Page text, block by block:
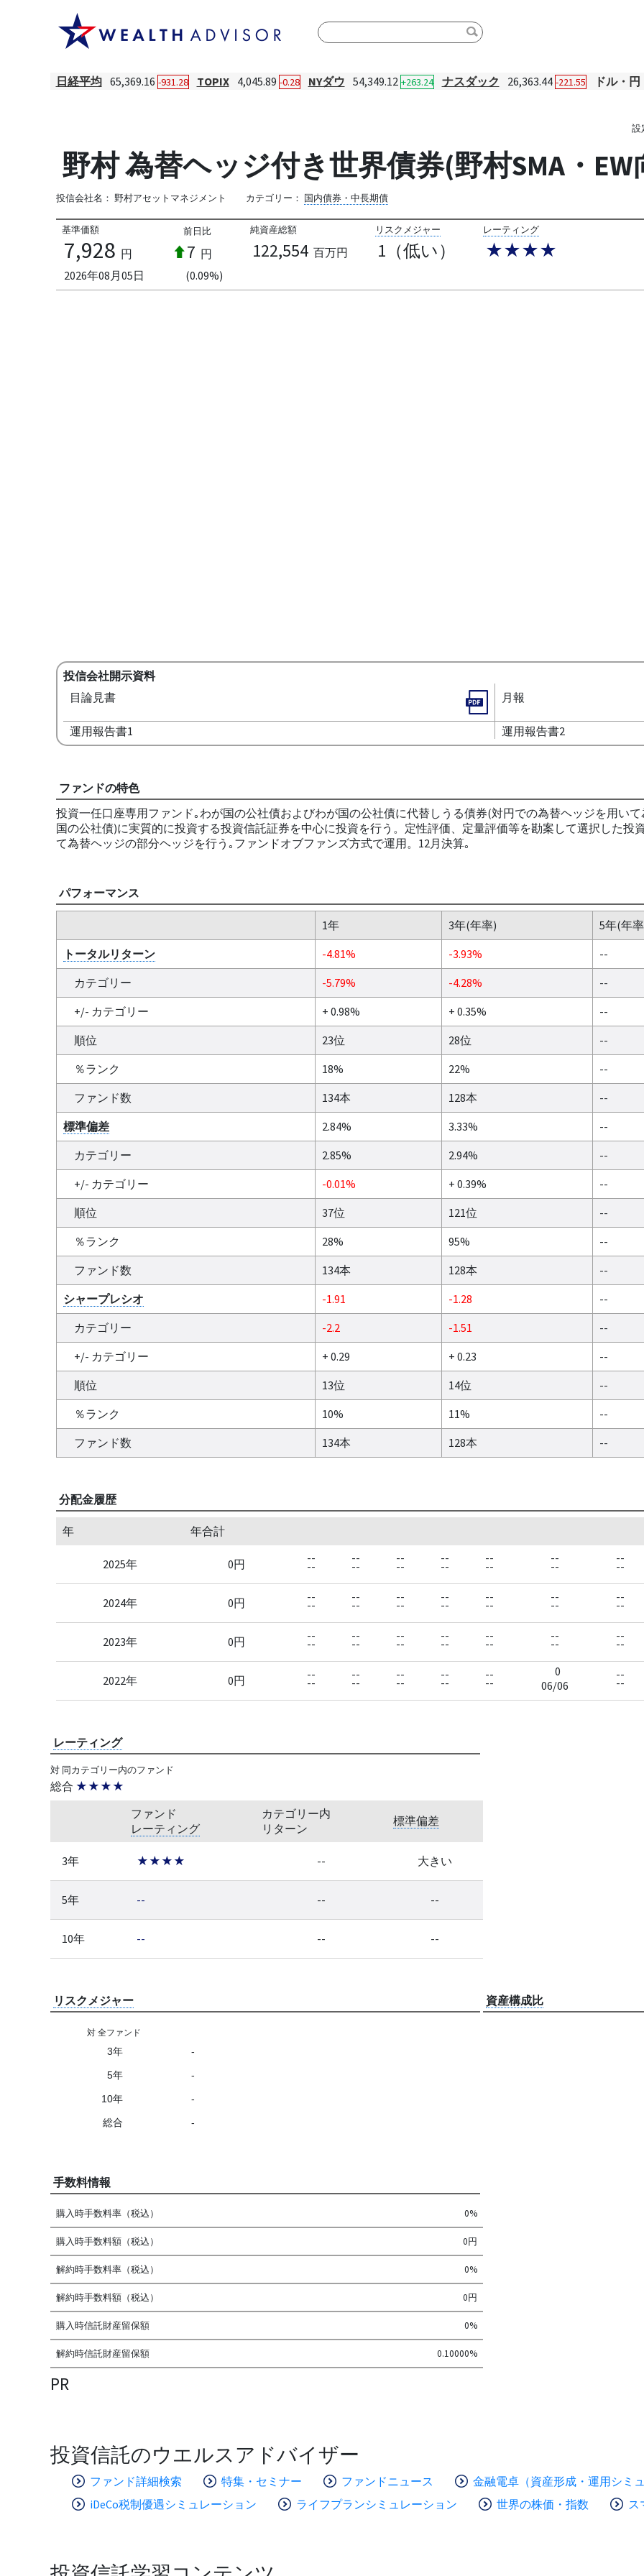
日経平均 65,369.16 -931.28 TOPIX 4,045.89 -0.28 NYダウ 54,349.12 +263.24 ナスダック 26,363.44 -221.55 ドル・円
設
野村 為替ヘッジ付き世界債券(野村SMA・EW
投信会社名： 野村アセットマネジメント カテゴリー： 国内債券・中長期債
基準価額
7,928 円
2026年08月05日
前日比
7 円
(0.09%)
純資産総額
122,554 百万円
リスクメジャー
1（低い）
レーティング
★★★★
投信会社開示資料
目論見書
月報
運用報告書1 運用報告書2
ファンドの特色
投資一任口座専用ファンド｡わが国の公社債およびわが国の公社債に代替しうる債券(対円での為替ヘッジを用い
国の公社債)に実質的に投資する投資信託証券を中心に投資を行う。定性評価、定量評価等を勘案して選択した投
て為替ヘッジの部分ヘッジを行う｡ファンドオブファンズ方式で運用。12月決算｡
パフォーマンス
1年 3年(年率) 5年(年
トータルリターン
-4.81% -3.93% --
カテゴリー
-5.79% -4.28% --
+/- カテゴリー
+ 0.98% + 0.35% --
順位
23位 28位 --
％ランク
18% 22% --
ファンド数
134本 128本 --
標準偏差
2.84% 3.33% --
カテゴリー
2.85% 2.94% --
+/- カテゴリー
-0.01% + 0.39% --
順位
37位 121位 --
％ランク
28% 95% --
ファンド数
134本 128本 --
シャープレシオ
-1.91 -1.28 --
カテゴリー
-2.2 -1.51 --
+/- カテゴリー
+ 0.29 + 0.23 --
順位
13位 14位 --
％ランク
10% 11% --
ファンド数
134本 128本 --
分配金履歴
年 年合計
2025年 0円 --
--
--
--
--
--
--
--
--
--
--
--
--
--
2024年 0円 --
--
--
--
--
--
--
--
--
--
--
--
--
--
2023年 0円 --
--
--
--
--
--
--
--
--
--
--
--
--
--
2022年 0円 --
--
--
--
--
--
--
--
--
--
0
06/06
--
--
レーティング
対 同カテゴリー内のファンド
総合 ★★★★
ファンド
レーティング
カテゴリー内
リターン
標準偏差
3年 ★★★★ -- 大きい
5年 -- -- --
10年 -- -- --
リスクメジャー
対 全ファンド
3年 -
5年 -
10年 -
総合 -
資産構成比
手数料情報
購入時手数料率（税込） 0%
購入時手数料額（税込） 0円
解約時手数料率（税込） 0%
解約時手数料額（税込） 0円
購入時信託財産留保額 0%
解約時信託財産留保額 0.10000%
PR
投資信託のウエルスアドバイザー
ファンド詳細検索 特集・セミナー ファンドニュース 金融電卓（資産形成・運用シミ
iDeCo税制優遇シミュレーション
ライフプランシミュレーション 世界の株価・指数 ス